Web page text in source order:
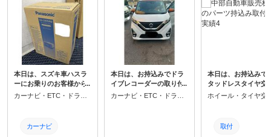
本日は、スズキ車ハスラ
ーにお乗りのお客様から
のご依頼でカーナビの取
になります。
カーナビ
本日は、お持込みでドラ
イブレコーダーの取り付
け作業でご来店いただき
本日は、お持込みで
タッドレスタイヤ交
ご来店いただきまし
チェンジャー・ホイ
バランサー完備して
ホイール・タイヤ交
取付